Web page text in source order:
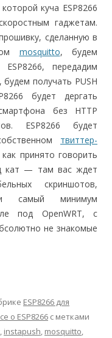
куча ESP8266
гаджетам.
сделанную в
mosquitto, будем
передадим
, будем получать PUSH
будет дергать
без HTTP
ESP8266 будет
твиттер-
принято говорить
кат — там вас ждет
скриншотов,
самый минимум
под OpenWRT, с
не знакомые
ESP8266 для
о ESP8266 с метками
, instapush, mosquitto,